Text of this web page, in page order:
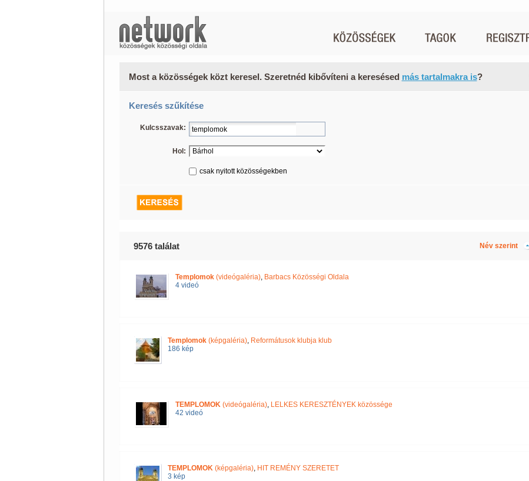
Most a közösségek közt keresel. Szeretnéd kibővíteni a keresésed más tartalmakra is?
Keresés szűkítése
Kulcsszavak:
Hol:
csak nyitott közösségekben
9576 találat Név szerint
Templomok(videógaléria), Barbacs Közösségi Oldala
4 videó
Templomok(képgaléria), Reformátusok klubja klub
186 kép
TEMPLOMOK(videógaléria), LELKES KERESZTÉNYEK közössége
42 videó
TEMPLOMOK(képgaléria), HIT REMÉNY SZERETET
3 kép